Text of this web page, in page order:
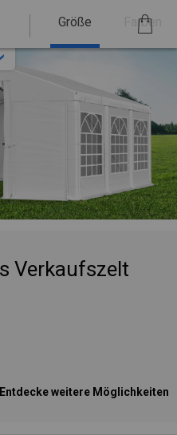
Größe Farben
Verkaufszelt
Entdecke weitere Möglichkeiten